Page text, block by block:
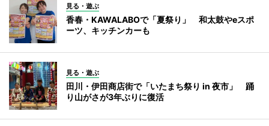
見る・遊ぶ
香春・KAWALABOで「夏祭り」 和太鼓やeスポ
ーツ、キッチンカーも
見る・遊ぶ
田川・伊田商店街で「いたまち祭り in 夜市」 踊
り山がさが3年ぶりに復活